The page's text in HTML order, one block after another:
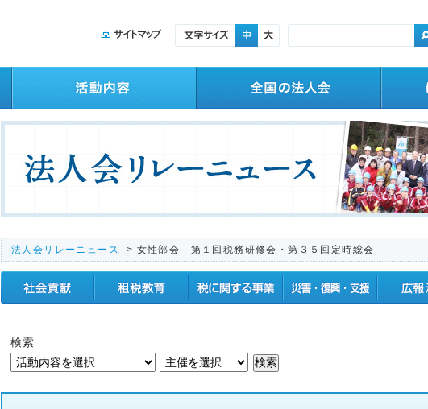
法人会リレーニュース > 女性部会 第１回税務研修会・第３５回定時総会
社会貢献 租税教育 税に関する事業 震災復興支援・応援広報活動
検索